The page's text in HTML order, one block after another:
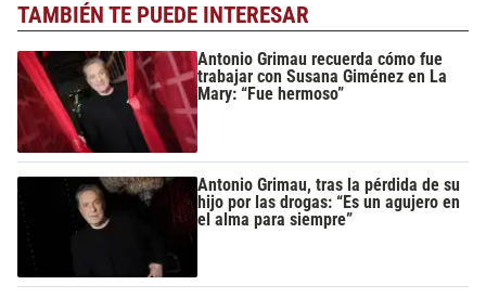
TAMBIÉN TE PUEDE INTERESAR
Antonio Grimau recuerda cómo fue
trabajar con Susana Giménez en La
Mary: “Fue hermoso”
Antonio Grimau, tras la pérdida de su
hijo por las drogas: “Es un agujero en
el alma para siempre”